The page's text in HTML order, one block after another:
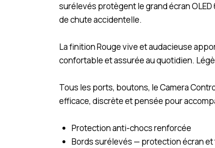
surélevés protègent le grand écran OLED
de chute accidentelle.
La finition Rouge vive et audacieuse
confortable et assurée au quotidien.
Tous les ports, boutons, le Camera
efficace, discrète et pensée pour
Protection anti-chocs renforcée
Bords surélevés — protection écran et